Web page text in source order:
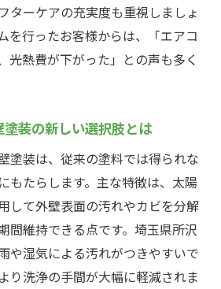
用を助成金で抑えるコツ
成金対象工事の範囲と条件
用できる省エネ補助金情報
確認すべきポイント一覧
選びで後悔しないコツ
工前に把握すべき耐久性情報
くあるトラブルと回避策
工前準備で差がつくポイント
ターケアの充実度も重視しましょ
を行ったお客様からは、「エアコ
光熱費が下がった」との声も多く
装の新しい選択肢とは
塗装は、従来の塗料では得られな
もたらします。主な特徴は、太陽
して外壁表面の汚れやカビを分解
間維持できる点です。埼玉県所沢
や湿気による汚れがつきやすいで
り洗浄の手間が大幅に軽減されま